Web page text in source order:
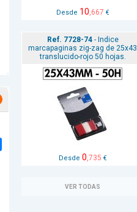
Desde 10,667 €
Ref. 7728-74- Indice
marcapaginas zig-zag de 25x43
translucido-rojo 50 hojas.
Desde 0,735 €
VER TODAS